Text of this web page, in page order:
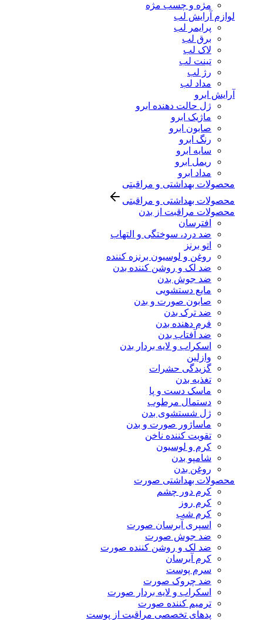
مژه و چسب مژه
لوازم آرایش لب
پرایمر لب
برق لب
لاک لب
تینت لب
رژ لب
مداد لب
آرایش ابرو
ژل حالت دهنده ابرو
ماژیک ابرو
صابون ابرو
رنگ ابرو
سایه ابرو
ریمل ابرو
مداد ابرو
محصولات بهداشتی و مراقبتی
محصولات بهداشتی و مراقبتی
محصولات مراقبت از بدن
افترسان
ضد درد، سوختگی و التهاب
اتو برنز
روغن و لوسیون برنزه کننده
ضد لک و روشن کننده بدن
ضد جوش بدن
مایع دستشویی
صابون صورت و بدن
ضد ترک بدن
فرم دهنده بدن
ضد آفتاب بدن
اسکراب و لایه بردار بدن
وازلین
گزیدگی حشرات
تغذیه بدن
ماسک دست و پا
دستمال مرطوب
ژل شستشوی بدن
ماساژور صورت و بدن
تقویت کننده ناخن
کرم و لوسیون
شامپو بدن
روغن بدن
محصولات بهداشتی صورت
کرم دور چشم
کرم روز
کرم شب
اسپری آبرسان صورت
ضد جوش صورت
ضد لک و روشن کننده صورت
کرم آبرسان
سرم پوست
ضد چروک صورت
اسکراب و لایه بردار صورت
ترمیم کننده صورت
پدهای تخصصی مراقبت از پوست